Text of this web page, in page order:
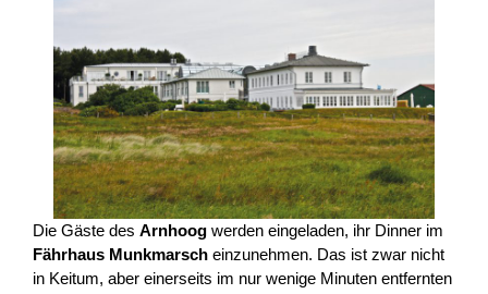
Die Gäste des Arnhoog werden eingeladen, ihr Dinner im
Fährhaus Munkmarsch einzunehmen. Das ist zwar nicht
in Keitum, aber einerseits im nur wenige Minuten entfernten